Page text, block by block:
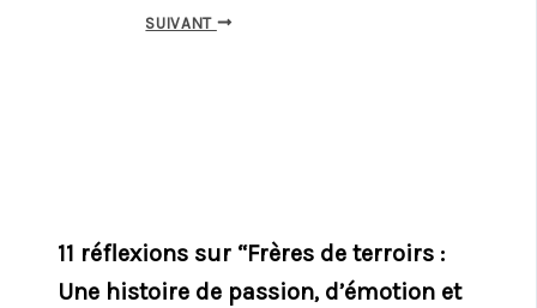
SUIVANT
11 réflexions sur “Frères de terroirs :
Une histoire de passion, d’émotion et